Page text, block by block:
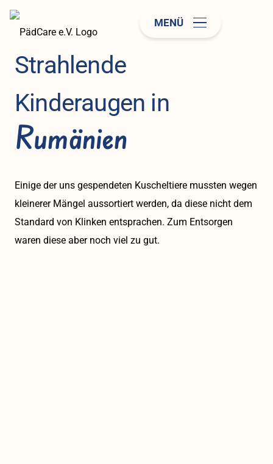
MENÜ
Strahlende
Kinderaugen in
Rumänien
Einige der uns gespendeten Kuscheltiere mussten wegen
kleinerer Mängel aussortiert werden, da diese nicht dem
Standard von Klinken entsprachen. Zum Entsorgen
waren diese aber noch viel zu gut.